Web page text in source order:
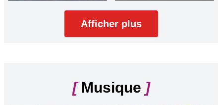
Afficher plus
[Musique ]